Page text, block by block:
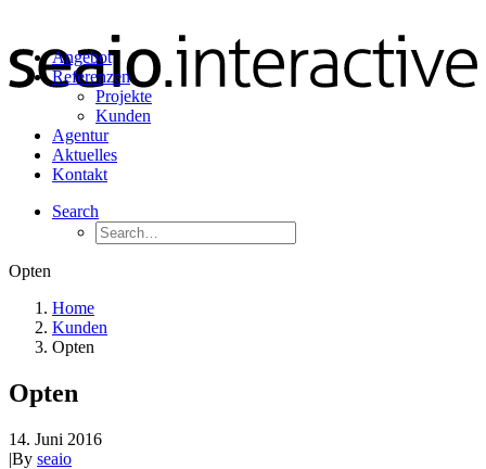
Angebot
Referenzen
Projekte
Kunden
Agentur
Aktuelles
Kontakt
Search
Opten
Home
Kunden
Opten
Opten
14. Juni 2016
|By seaio